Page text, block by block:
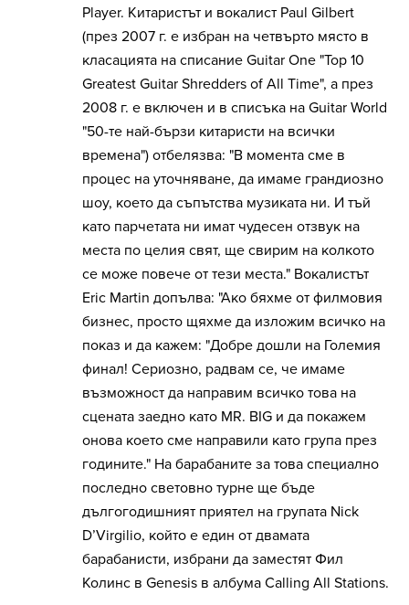
Player. Китаристът и вокалист Paul Gilbert
(през 2007 г. е избран на четвърто място в
класацията на списание Guitar One "Top 10
Greatest Guitar Shredders of All Time", а през
2008 г. е включен и в списъка на Guitar World
"50-те най-бързи китаристи на всички
времена") отбелязва: "В момента сме в
процес на уточняване, да имаме грандиозно
шоу, което да съпътства музиката ни. И тъй
като парчетата ни имат чудесен отзвук на
места по целия свят, ще свирим на колкото
се може повече от тези места." Вокалистът
Eric Martin допълва: "Ако бяхме от филмовия
бизнес, просто щяхме да изложим всичко на
показ и да кажем: "Добре дошли на Големия
финал! Сериозно, радвам се, че имаме
възможност да направим всичко това на
сцената заедно като MR. BIG и да покажем
онова което сме направили като група през
годините." На барабаните за това специално
последно световно турне ще бъде
дългогодишният приятел на групата Nick
D’Virgilio, който е един от двамата
барабанисти, избрани да заместят Фил
Колинс в Genesis в албума Calling All Stations.